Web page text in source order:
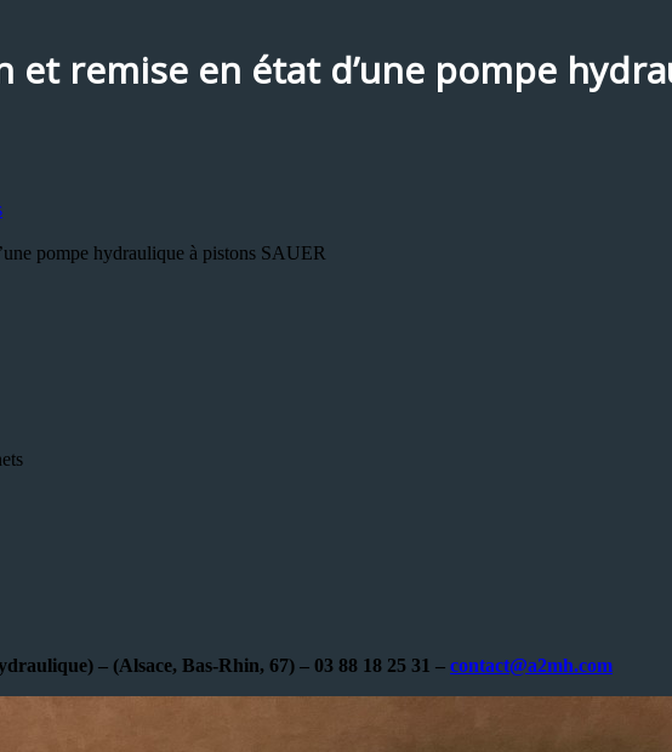
et remise en état d’une pompe
pompe hydraulique à pistons SAUER
– (Alsace, Bas-Rhin, 67) – 03 88 18 25 31 – contact@a2mh.com